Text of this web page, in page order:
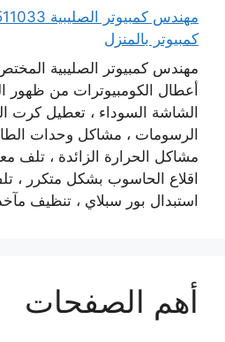
كمبيوتر بالمنزل
مهندس كمبيوتر الصليبية
أعطال الكومبيوترات من ظهور
الشاشة السوداء ، تعطيل كرت
الرسومات ، مشاكل وحدات
مشاكل الحرارة الزائدة ، تلف
اقلاع الحاسوب بشكل متكرر ،
استبدال بور سبلاي ، تنظيف
أهم الصفحات